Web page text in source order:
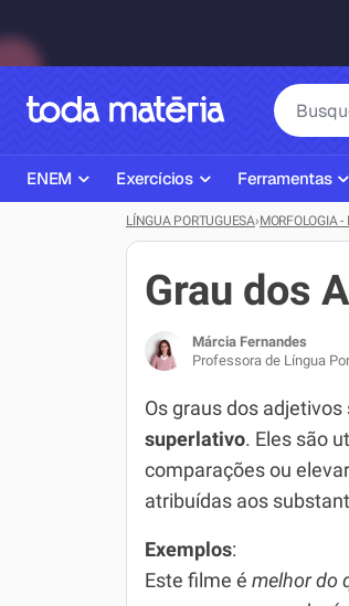
ENEM
Página Inicial ENEM
Plano de Estudos
Corretor de Redação
Exercícios ENEM
Simulados ENEM
Exercícios
ENEM
Matemática
História
Biologia
Inglês
Geografia
Química
Ferramentas
Ajudante de
Corretor de
Gerador
LÍNGUA PORTUGUESA›MORFOLOGIA
Grau dos
Márcia Fernandes
Professora de Língua
Os graus dos adjetivos
superlativo. Eles são
comparações ou
atribuídas aos
Exemplos:
Este filme é melhor do